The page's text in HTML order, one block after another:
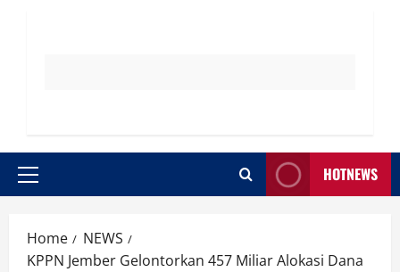
Primary
HOTNEWS
Home
NEWS
KPPN Jember Gelontorkan 457 Miliar Alokasi Dana